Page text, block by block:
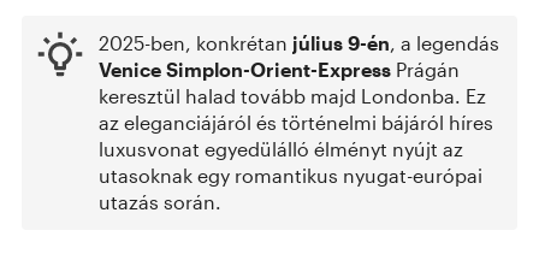
2025-ben, konkrétan július 9-én, a legendás
Venice Simplon-Orient-Express Prágán
keresztül halad tovább majd Londonba. Ez
az eleganciájáról és történelmi bájáról híres
luxusvonat egyedülálló élményt nyújt az
utasoknak egy romantikus nyugat-európai
utazás során.